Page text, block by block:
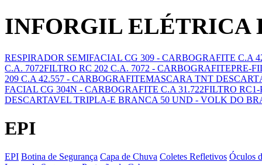
INFORGIL ELÉTRICA
RESPIRADOR SEMIFACIAL CG 309 - CARBOGRAFITE C.A
C.A. 7072FILTRO RC 202 C.A. 7072 - CARBOGRAFITEPRE-
209 C.A 42.557 - CARBOGRAFITEMASCARA TNT
FACIAL CG 304N - CARBOGRAFITE C.A 31.722FILTRO
DESCARTAVEL TRIPLA-E BRANCA 50 UND - VOLK DO
EPI
EPI Botina de Segurança Capa de Chuva Coletes Refletivos Óculos